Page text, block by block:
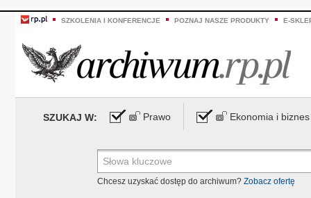
SZKOLENIA I KONFERENCJE POZNAJ NASZE PRODUKTY E-
SZUKAJ W: Prawo Ekonomia i biznes
Chcesz uzyskać dostęp do archiwum? Zobacz ofertę